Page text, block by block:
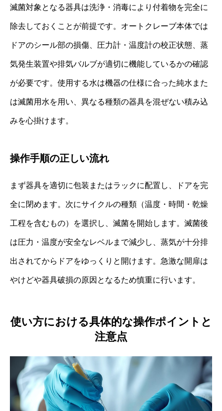
滅菌対象となる器具は洗浄・消毒により付着物を完全に
除去しておくことが前提です。オートクレーブ本体では
ドアのシール部の損傷、圧力計・温度計の校正状態、蒸
気発生装置や排気バルブが適切に機能しているかの確認
が必要です。使用する水は機器の仕様に合った純水また
は滅菌用水を用い、異なる種類の器具を混ぜない積み込
みを心掛けます。
操作手順の正しい流れ
まず器具を適切に包装またはラックに配置し、ドアを完
全に閉めます。次にサイクルの種類（温度・時間・乾燥
工程を含むもの）を選択し、滅菌を開始します。滅菌後
は圧力・温度が安全なレベルまで減少し、蒸気が十分排
出されてからドアをゆっくりと開けます。急激な開扉は
やけどや器具破損の原因となるため慎重に行います。
使い方における具体的な操作ポイントと
注意点